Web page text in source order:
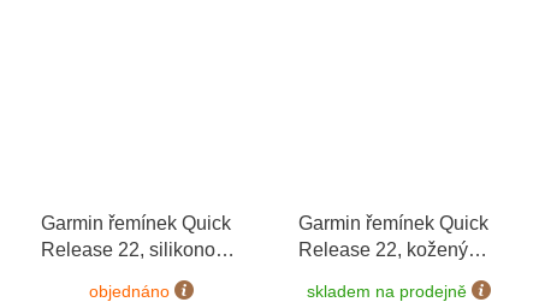
Garmin řemínek Quick
Release 22, silikonový
objednáno
Garmin řemínek Quick
Release 22, kožený
hnědý, stříbrná přezka
skladem na prodejně